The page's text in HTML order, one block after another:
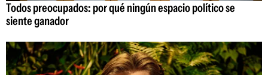
Todos preocupados: por qué ningún espacio político se
siente ganador